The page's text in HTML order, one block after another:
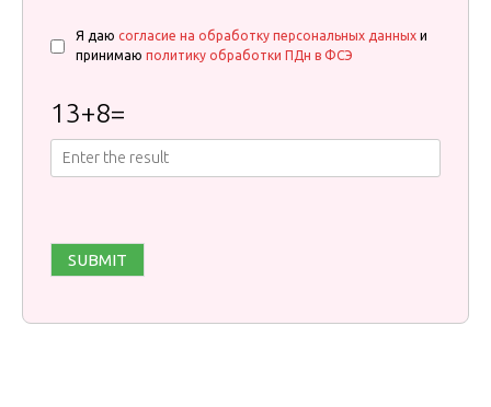
Я даю согласие на обработку персональных данных и
принимаю политику обработки ПДн в ФСЭ
13+8=